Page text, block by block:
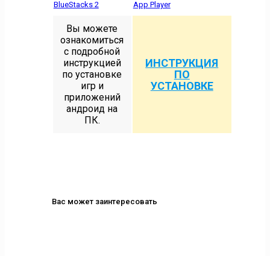
BlueStacks 2 App Player
Вы можете
ознакомиться
с подробной
инструкцией
по установке
игр и
приложений
андроид на
ПК.
ИНСТРУКЦИЯ
ПО
УСТАНОВКЕ
Вас может заинтересовать